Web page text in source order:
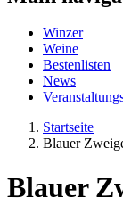
Winzer
Weine
Bestenlisten
News
Startseite
Blauer
Blauer